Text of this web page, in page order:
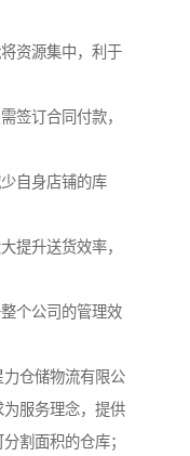
资源集中，利于
签订合同付款，
自身店铺的库
提升送货效率，
个公司的管理效
仓储物流有限公
服务理念，提供
割面积的仓库；